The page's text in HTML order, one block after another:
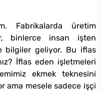
Fabrikalarda üretim
binlerce insan işten
bilgiler geliyor. Bu iflas
İflas eden işletmeleri
ekmek teknesini
ama mesele sadece işçi